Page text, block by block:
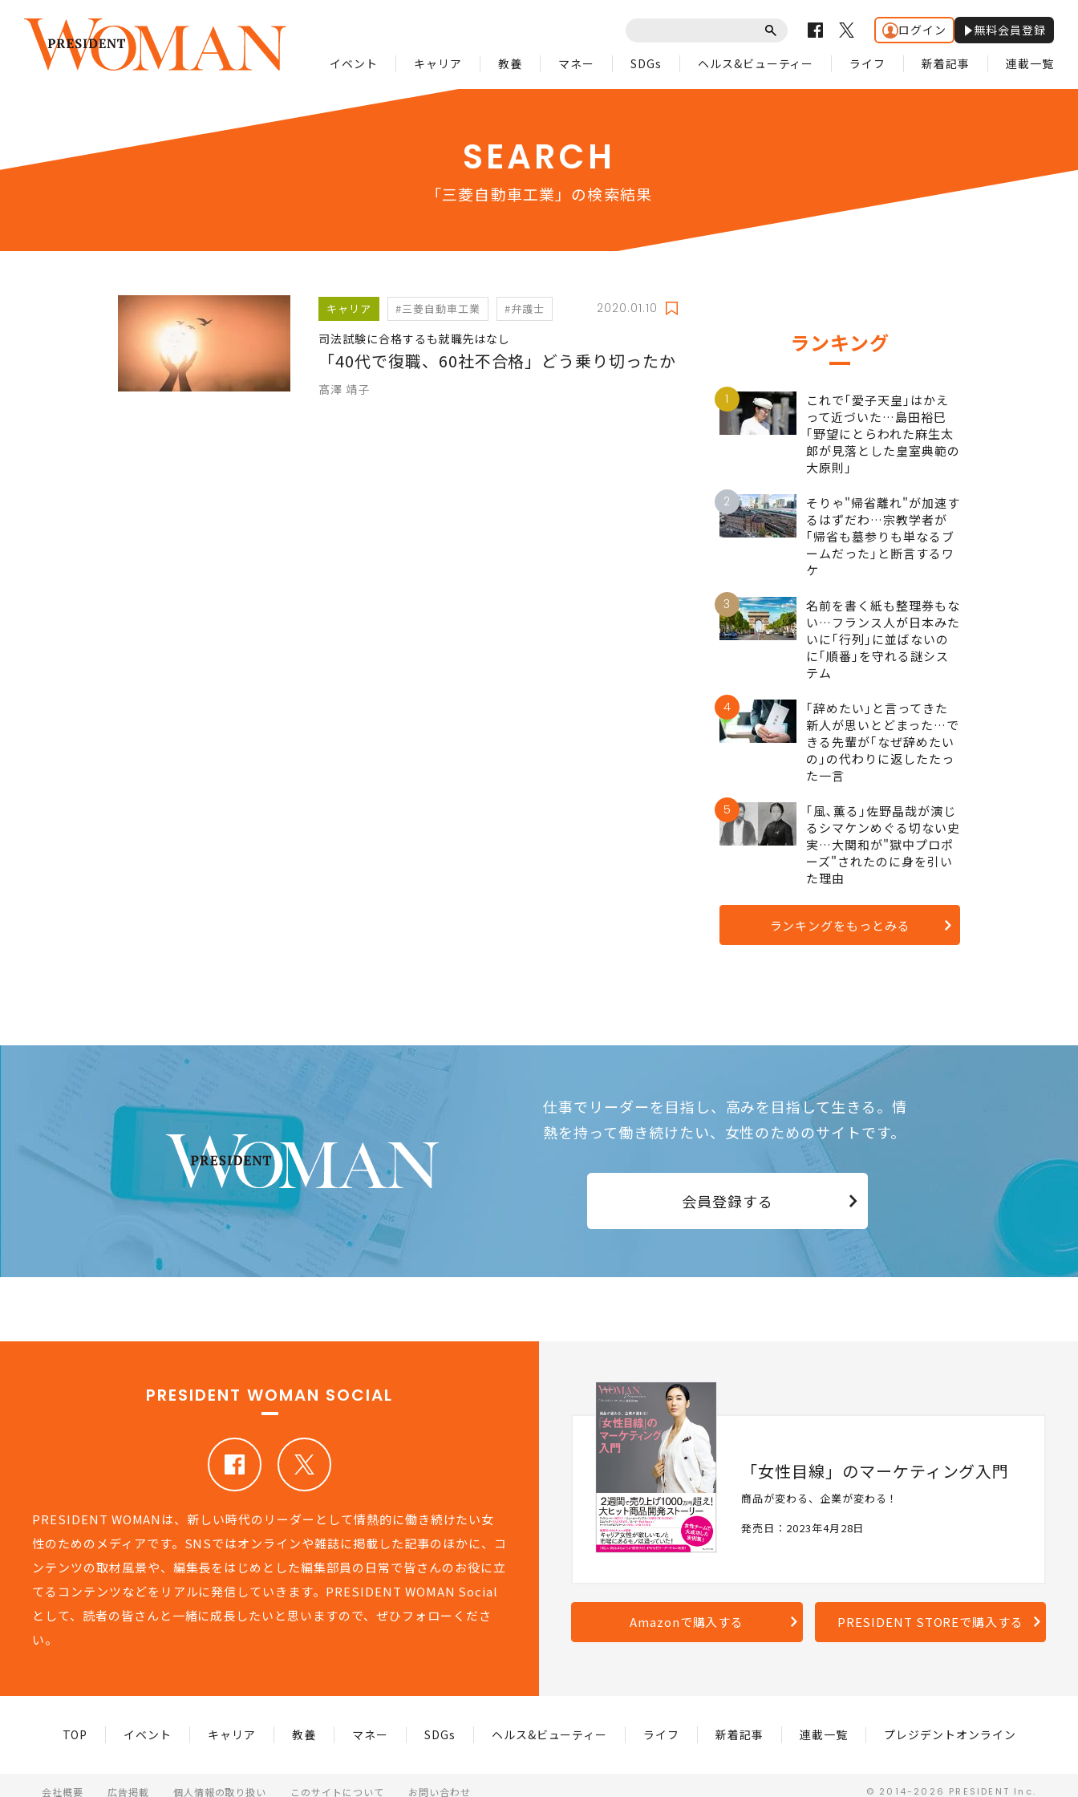
ログイン 無料会員登録
イベント キャリア 教養 マネー SDGs ヘルス&ビューティー ライフ 新着記事 連載一覧
SEARCH
「三菱自動車工業」の検索結果
キャリア #三菱自動車工業 #弁護士
2020.01.10
司法試験に合格するも就職先はなし
「40代で復職、60社不合格」どう乗り切ったか
髙澤 靖子
ランキング
1
これで｢愛子天皇｣はかえ
って近づいた…島田裕巳
｢野望にとらわれた麻生太
郎が見落とした皇室典範の
大原則｣
2
そりゃ"帰省離れ"が加速す
るはずだわ…宗教学者が
｢帰省も墓参りも単なるブ
ームだった｣と断言するワ
ケ
3
名前を書く紙も整理券もな
い…フランス人が日本みた
いに｢行列｣に並ばないの
に｢順番｣を守れる謎シス
テム
4
｢辞めたい｣と言ってきた
新人が思いとどまった…で
きる先輩が｢なぜ辞めたい
の｣の代わりに返したたっ
た一言
5
｢風､薫る｣佐野晶哉が演じ
るシマケンめぐる切ない史
実…大関和が"獄中プロポ
ーズ"されたのに身を引い
た理由
ランキングをもっとみる
仕事でリーダーを目指し、高みを目指して生きる。情
熱を持って働き続けたい、女性のためのサイトです。
会員登録する
PRESIDENT WOMAN SOCIAL
PRESIDENT WOMANは、新しい時代のリーダーとして情熱的に働き続けたい女
性のためのメディアです。SNSではオンラインや雑誌に掲載した記事のほかに、コ
ンテンツの取材風景や、編集長をはじめとした編集部員の日常で皆さんのお役に立
てるコンテンツなどをリアルに発信していきます。PRESIDENT WOMAN Social
として、読者の皆さんと一緒に成長したいと思いますので、ぜひフォローくださ
い。
「女性目線」のマーケティング入門
商品が変わる、企業が変わる！
発売日：2023年4月28日
Amazonで購入する PRESIDENT STOREで購入する
TOP イベント キャリア 教養 マネー SDGs ヘルス&ビューティー ライフ 新着記事 連載一覧 プレジデントオンライン
会社概要 広告掲載 個人情報の取り扱い このサイトについて お問い合わせ © 2014-2026 PRESIDENT Inc.